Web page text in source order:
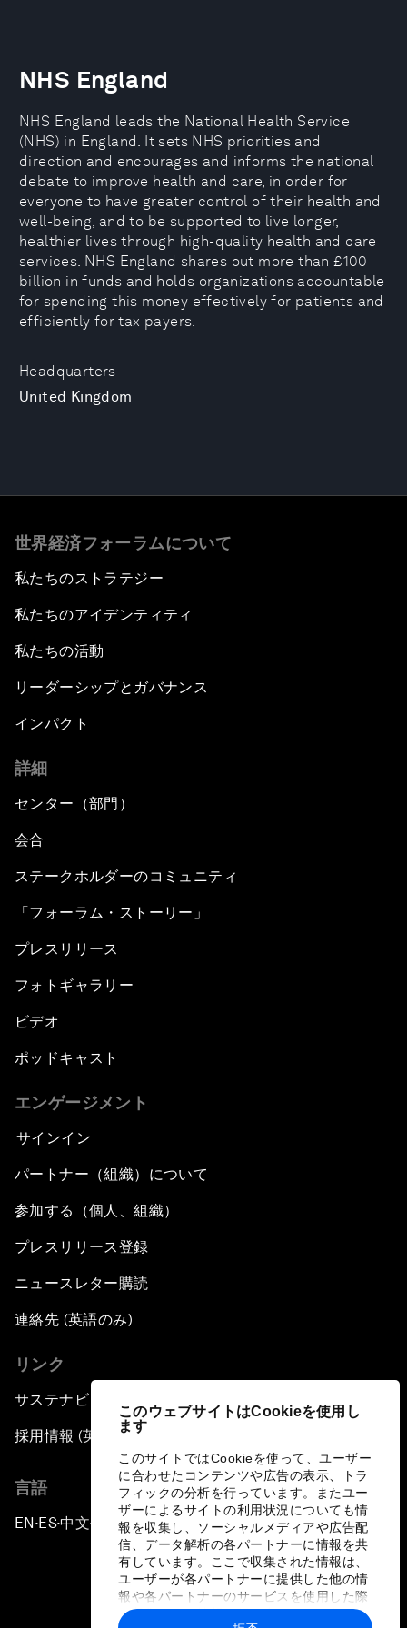
このウェブサイトはCookieを使用し
ます
このサイトではCookieを使って、ユーザー
に合わせたコンテンツや広告の表示、トラ
フィックの分析を行っています。またユー
ザーによるサイトの利用状況についても情
報を収集し、ソーシャルメディアや広告配
信、データ解析の各パートナーに情報を共
有しています。ここで収集された情報は、
ユーザーが各パートナーに提供した他の情
報や各パートナーのサービスを使用した際
に収集された情報と組み合わされ、各パー
Headquarters
United Kingdom
NHS England
NHS England leads the National Health Service
(NHS) in England. It sets NHS priorities and
direction and encourages and informs the national
debate to improve health and care, in order for
everyone to have greater control of their health and
well-being, and to be supported to live longer,
healthier lives through high-quality health and care
services. NHS England shares out more than £100
billion in funds and holds organizations accountable
for spending this money effectively for patients and
efficiently for tax payers.
世界経済フォーラムについて
私たちのストラテジー
私たちのアイデンティティ
私たちの活動
リーダーシップとガバナンス
インパクト
詳細
センター（部門）
会合
ステークホルダーのコミュニティ
「フォーラム・ストーリー」
プレスリリース
フォトギャラリー
ビデオ
ポッドキャスト
エンゲージメント
サインイン
パートナー（組織）について
参加する（個人、組織）
プレスリリース登録
ニュースレター購読
連絡先 (英語のみ)
リンク
サステナビリティへの取り組み
採用情報 (英語のみ)
言語
EN ▪ES▪中文▪ 日本語